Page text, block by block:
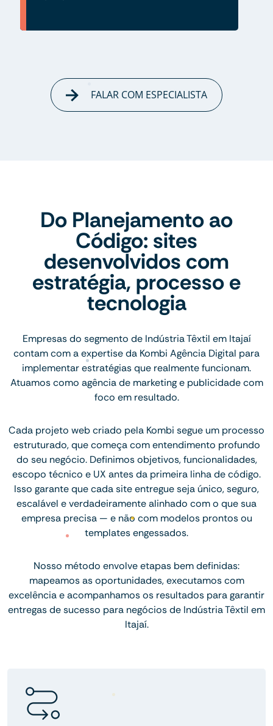
FALAR COM ESPECIALISTA
Do Planejamento ao
Código: sites
desenvolvidos com
estratégia, processo e
tecnologia
Empresas do segmento de Indústria Têxtil em Itajaí
contam com a expertise da Kombi Agência Digital para
implementar estratégias que realmente funcionam.
Atuamos como agência de marketing e publicidade com
foco em resultado.
Cada projeto web criado pela Kombi segue um processo
estruturado, que começa com entendimento profundo
do seu negócio. Definimos objetivos, funcionalidades,
escopo técnico e UX antes da primeira linha de código.
Isso garante que cada site entregue seja único, seguro,
escalável e verdadeiramente alinhado com o que sua
empresa precisa — e não com modelos prontos ou
templates engessados.
Nosso método envolve etapas bem definidas:
mapeamos as oportunidades, executamos com
excelência e acompanhamos os resultados para garantir
entregas de sucesso para negócios de Indústria Têxtil em
Itajaí.